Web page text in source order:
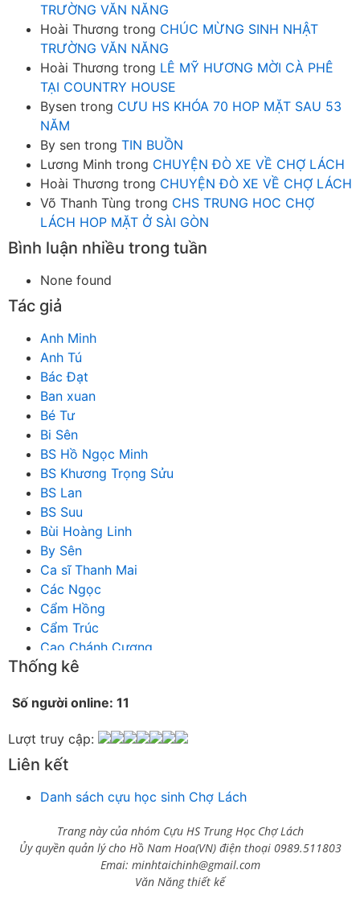
TRƯỜNG VĂN NĂNG
Hoài Thương trong CHÚC MỪNG SINH NHẬT
TRƯỜNG VĂN NĂNG
Hoài Thương trong LÊ MỸ HƯƠNG MỜI CÀ PHÊ
TẠI COUNTRY HOUSE
Bysen trong CƯU HS KHÓA 70 HOP MẶT SAU 53
NĂM
By sen trong TIN BUỒN
Lương Minh trong CHUYỆN ĐÒ XE VỀ CHỢ LÁCH
Hoài Thương trong CHUYỆN ĐÒ XE VỀ CHỢ LÁCH
Võ Thanh Tùng trong CHS TRUNG HOC CHỢ
LÁCH HOP MẶT Ở SÀI GÒN
Bình luận nhiều trong tuần
None found
Tác giả
Anh Minh
Anh Tú
Bác Đạt
Ban xuan
Bé Tư
Bi Sên
BS Hồ Ngọc Minh
BS Khương Trọng Sửu
BS Lan
BS Suu
Bùi Hoàng Linh
By Sên
Ca sĩ Thanh Mai
Các Ngọc
Cẩm Hồng
Cẩm Trúc
Cao Chánh Cương
Cao Nhật Quyên
Chích Chị
Chu Trầm Nguyên Minh
Cò Bằng
Công Bình
Công Minh
Dang Chi
Thống kê
Số người online: 11
Lượt truy cập:
Liên kết
Danh sách cựu học sinh Chợ Lách
Trang này của nhóm Cựu HS Trung Học Chợ Lách
Ủy quyền quản lý cho Hồ Nam Hoa(VN) điện thoại 0989.511803
Emai: minhtaichinh@gmail.com
Văn Năng thiết kế